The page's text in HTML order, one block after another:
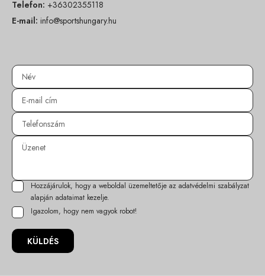
Telefon: +36302355118
E-mail: info@sportshungary.hu
Hozzájárulok, hogy a weboldal üzemeltetője az adatvédelmi szabályzat
alapján adataimat kezelje.
Igazolom, hogy nem vagyok robot!
KÜLDÉS